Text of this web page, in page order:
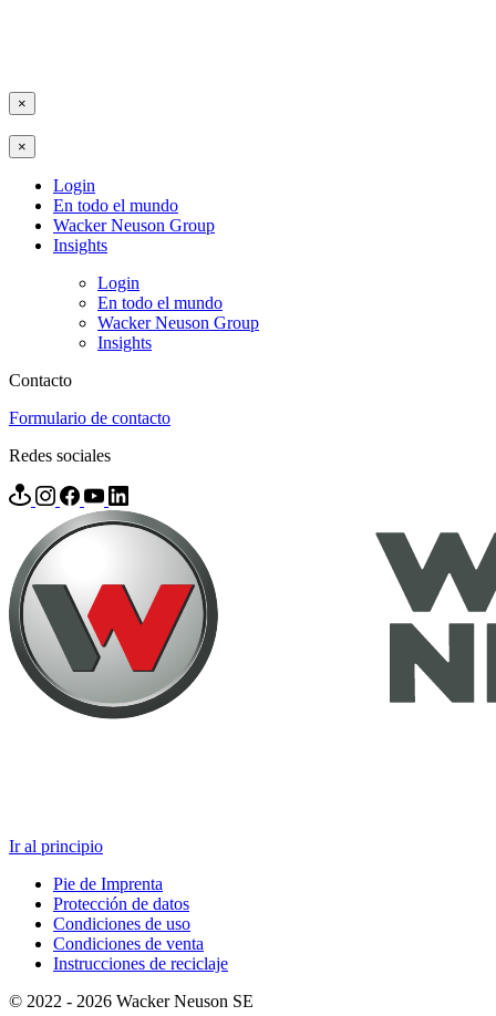
×
×
Login
En todo el mundo
Wacker Neuson Group
Insights
Login
En todo el mundo
Wacker Neuson Group
Insights
Contacto
Formulario de contacto
Redes sociales
Ir al principio
Pie de Imprenta
Protección de datos
Condiciones de uso
Condiciones de venta
Instrucciones de reciclaje
© 2022 - 2026 Wacker Neuson SE